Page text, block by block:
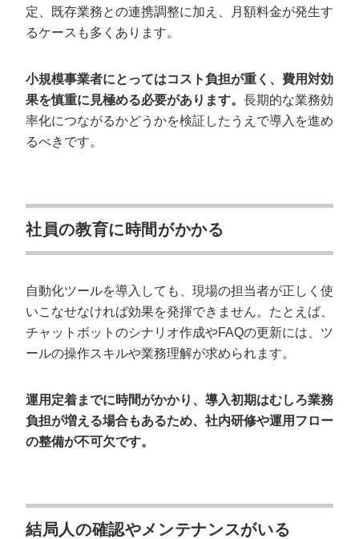
定、既存業務との連携調整に加え、月額料金が発生す
るケースも多くあります。
小規模事業者にとってはコスト負担が重く、費用対効
果を慎重に見極める必要があります。 長期的な業務効
率化につながるかどうかを検証したうえで導入を進め
るべきです。
社員の教育に時間がかかる
自動化ツールを導入しても、現場の担当者が正しく使
いこなせなければ効果を発揮できません。たとえば、
チャットボットのシナリオ作成やFAQの更新には、ツ
ールの操作スキルや業務理解が求められます。
運用定着までに時間がかかり、導入初期はむしろ業務
負担が増える場合もあるため、社内研修や運用フロー
の整備が不可欠です。
結局人の確認やメンテナンスがいる